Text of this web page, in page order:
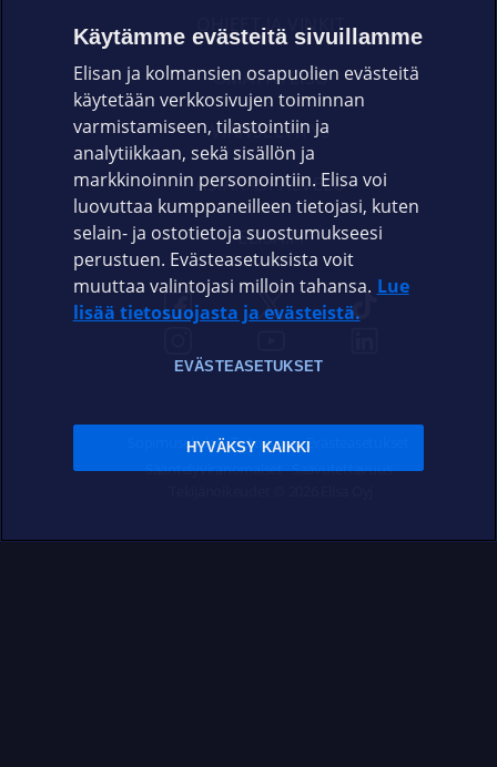
OHJEET JA VINKIT
OMAYHTEISÖ
VIANSELVITYS
ASIAKASPALVELU
ELISA.FI
Sopimusehdot Tietosuoja Evästeasetukset
Sääntelyviranomaiset Saavutettavuus
Käytämme evästeitä sivuillamme
Elisan ja kolmansien osapuolien evästeitä
käytetään verkkosivujen toiminnan
varmistamiseen, tilastointiin ja
analytiikkaan, sekä sisällön ja
markkinoinnin personointiin. Elisa voi
luovuttaa kumppaneilleen tietojasi, kuten
selain- ja ostotietoja suostumukseesi
perustuen. Evästeasetuksista voit
muuttaa valintojasi milloin tahansa. Lue
lisää tietosuojasta ja evästeistä.
EVÄSTEASETUKSET
HYVÄKSY KAIKKI